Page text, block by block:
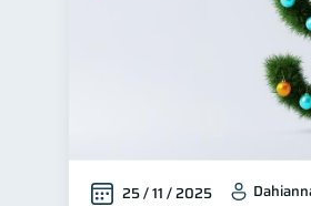
1
25 / 11 / 2025